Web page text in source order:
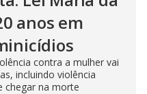
anos em
contra a mulher vai
incluindo violência
chegar na morte